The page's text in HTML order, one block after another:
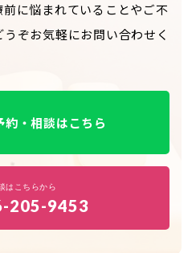
前に悩まれていることやご不
うぞお気軽にお問い合わせく
約・相談はこちら
はこちらから
205-9453